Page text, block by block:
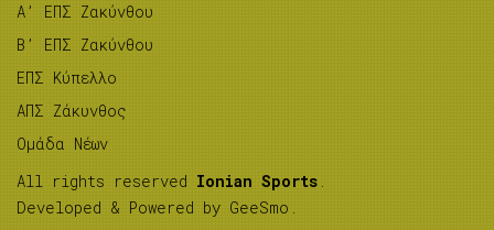
A’ ΕΠΣ Ζακύνθου
B’ ΕΠΣ Ζακύνθου
ΕΠΣ Κύπελλο
ΑΠΣ Ζάκυνθος
Ομάδα Νέων
All rights reserved Ionian Sports .
Developed & Powered by GeeSmo .